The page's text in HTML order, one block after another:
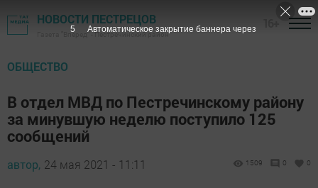
НОВОСТИ ПЕСТРЕЦОВ
Газета "Вперед" - Пестречинский район
ОБЩЕСТВО
В отдел МВД по Пестречинскому району
за минувшую неделю поступило 125
сообщений
автор, 24 мая 2021 - 11:11 1509 0 0
4 Автоматическое закрытие баннера через